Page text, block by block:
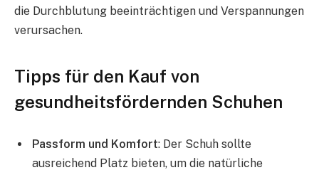
die Durchblutung beeinträchtigen und Verspannungen
verursachen.
Tipps für den Kauf von
gesundheitsfördernden Schuhen
Passform und Komfort: Der Schuh sollte
ausreichend Platz bieten, um die natürliche